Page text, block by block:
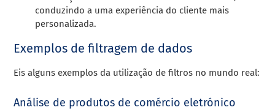
conduzindo a uma experiência do cliente mais
personalizada.
Exemplos de filtragem de dados
Eis alguns exemplos da utilização de filtros no mundo real:
Análise de produtos de comércio eletrónico